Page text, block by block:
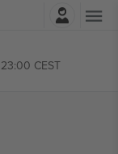
CEST